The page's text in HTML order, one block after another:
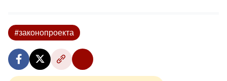
#законопроекта